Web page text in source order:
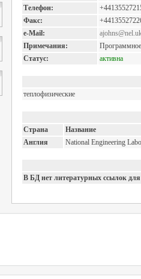
Телефон:
Факс:
e-Mail:
Примечания:
Программное
Статус:
активна
теплофизические
Страна
Название
Англия
National Engineering
В БД нет литературных ссылок